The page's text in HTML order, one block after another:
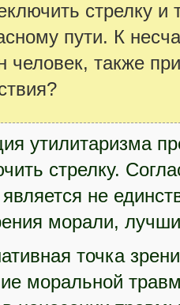
стрелку и
пути. К
человек, также
утилитаризма
стрелку.
является не
морали,
точка
моральной